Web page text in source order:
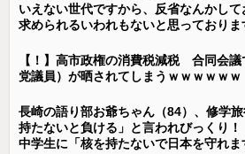
いえない世代ですから、反省なんかし
求められるいわれもないと思っておりま
【！】高市政権の消費税減税 合同会
党議員）が晒されてしまうｗｗｗｗｗｗ
長崎の語り部お爺ちゃん（84）、修学
持たないと負ける」と言われびっくり
中学生に「核を持たないで日本を守れ